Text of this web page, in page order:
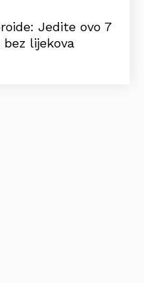
Jedite ovo 7
lijekova